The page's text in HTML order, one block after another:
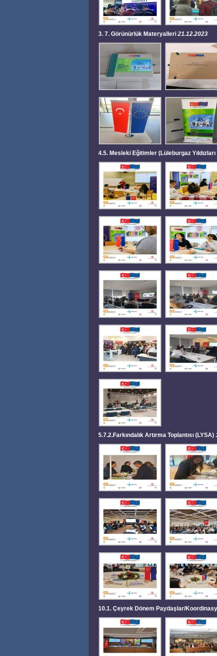
3. 7. Görünürlük Materyalleri 21.12.2023
4.5. Mesleki Eğitimler (Lüleburgaz
5.7.2.Farkındalık Artırma Toplantısı (LYSA)
10.1. Çeyrek Dönem Paydaşlar/